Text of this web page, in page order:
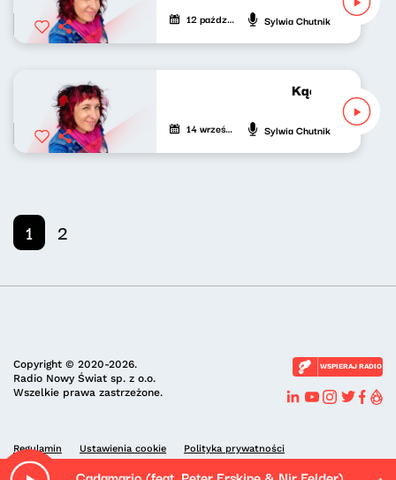
12 października 2025 Sylwia Chutnik
Kącik różowej
14 września 2025 Sylwia Chutnik
1 2
Copyright © 2020-2026.
Radio Nowy Świat sp. z o.o.
Wszelkie prawa zastrzeżone.
WSPIERAJ RADIO
Regulamin Ustawienia cookie Polityka prywatności